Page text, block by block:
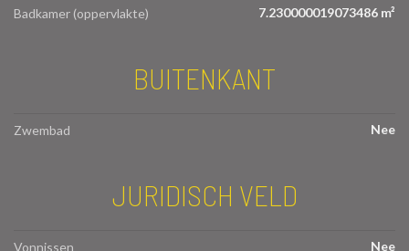
Badkamer (oppervlakte)
7.230000019073486 m²
BUITENKANT
Zwembad Nee
JURIDISCH VELD
Vonnissen Nee